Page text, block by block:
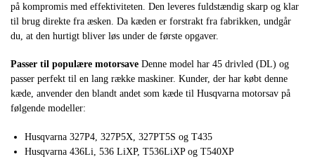
på kompromis med effektiviteten. Den leveres fuldstændig skarp og klar
til brug direkte fra æsken. Da kæden er forstrakt fra fabrikken, undgår
du, at den hurtigt bliver løs under de første opgaver.
Passer til populære motorsave Denne model har 45 drivled (DL) og
passer perfekt til en lang række maskiner. Kunder, der har købt denne
kæde, anvender den blandt andet som kæde til Husqvarna motorsav på
følgende modeller:
Husqvarna 327P4, 327P5X, 327PT5S og T435
Husqvarna 436Li, 536 LiXP, T536LiXP og T540XP